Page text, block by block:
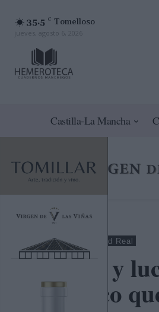
35.5 C Tomelloso
jueves, agosto 6, 2026
Castilla-La Mancha
Opinión Ciudad Real
Lazos y
político